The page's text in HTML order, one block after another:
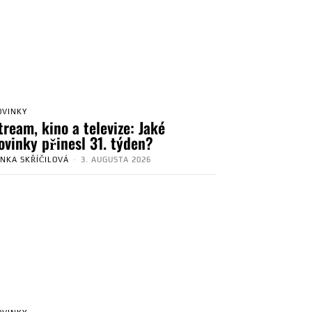
kino a televize: Jaké
přinesl 31. týden?
SKŘÍČILOVÁ - 3. AUGUSTA 2026